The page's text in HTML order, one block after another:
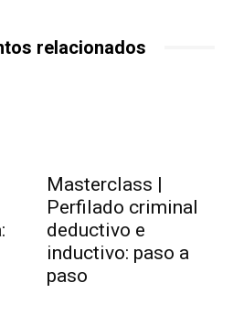
relacionados
Masterclass |
Perfilado criminal
deductivo e
inductivo: paso a
paso